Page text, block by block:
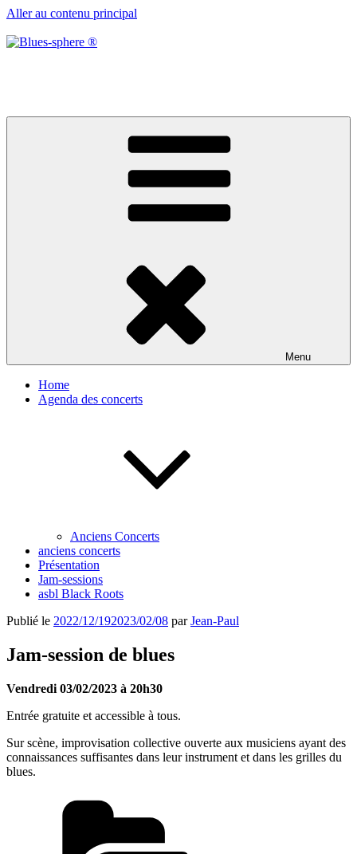
Aller au contenu principal
Menu
Home
Agenda des concerts
Anciens Concerts
anciens concerts
Présentation
Jam-sessions
asbl Black Roots
Publié le 2022/12/192023/02/08 parJean-Paul
Jam-session de blues
Vendredi 03/02/2023 à 20h30
Entrée gratuite et accessible à tous.
Sur scène, improvisation collective ouverte aux musiciens ayant des
connaissances suffisantes dans leur instrument et dans les grilles du
blues.